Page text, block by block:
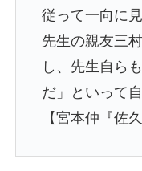
従って一向に
先生の親友三
し、先生自ら
だ」といって
【宮本仲『佐